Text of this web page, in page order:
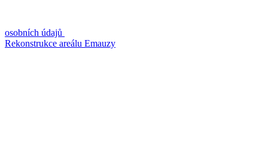
osobních údajů
Rekonstrukce areálu Emauzy